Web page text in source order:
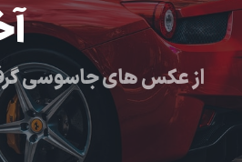
از عکس های جاسوسی